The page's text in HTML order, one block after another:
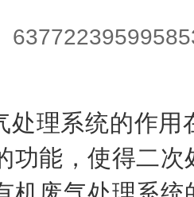
处理系统的作用
功能，使得二